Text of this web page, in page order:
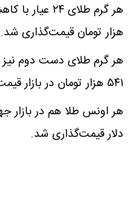
هزار تومان قیمت‌گذاری شد.
۵۴۱ هزار تومان در بازار قیمت‌گذاری شده است.
دلار قیمت‌گذاری شد.